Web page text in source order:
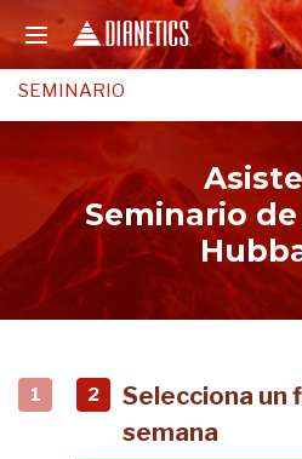
SEMINARIO
Seminario
1 2
Selecciona un
semana